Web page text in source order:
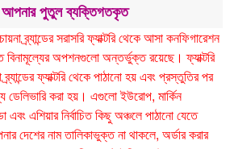
আপনার পুতুল ব্যক্তিগতকৃত
ব্র্যান্ডের সরাসরি ফ্যাক্টরি থেকে আসা কনফিগারেশন
বিনামূল্যের অপশনগুলো অন্তর্ভুক্ত রয়েছে। ফ্যাক্টরি
ফ্যাক্টরি থেকে পাঠানো হয় এবং প্রস্তুতির পর
ডেলিভারি করা হয়। এগুলো ইউরোপ, মার্কিন
এবং এশিয়ার নির্বাচিত কিছু অঞ্চলে পাঠানো যেতে
দেশের নাম তালিকাভুক্ত না থাকলে, অর্ডার করার